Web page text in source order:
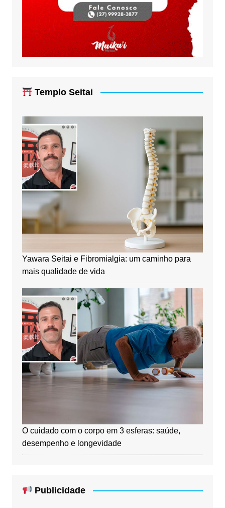
Templo Seitai
Yawara Seitai e Fibromialgia: um caminho para
mais qualidade de vida
O cuidado com o corpo em 3 esferas: saúde,
desempenho e longevidade
Publicidade